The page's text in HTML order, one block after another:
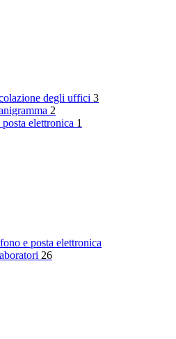
degli uffici 3
2
elettronica 1
e posta elettronica
26